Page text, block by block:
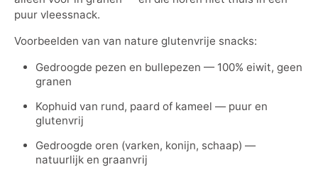
puur vleessnack.
Voorbeelden van van nature glutenvrije snacks:
Gedroogde pezen en bullepezen — 100% eiwit, geen
granen
Kophuid van rund, paard of kameel — puur en
glutenvrij
Gedroogde oren (varken, konijn, schaap) —
natuurlijk en graanvrij